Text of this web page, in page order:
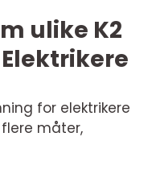
ulike K2
for elektrikere
måter,